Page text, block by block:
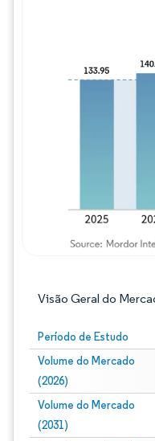
Visão Geral do
Período de Estudo
Volume do Mercado
(2026)
Volume do Mercado
(2031)